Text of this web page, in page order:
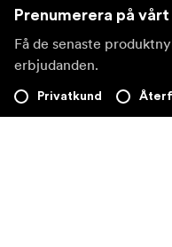
Prenumerera på
Få de senaste
erbjudanden.
Privatkund